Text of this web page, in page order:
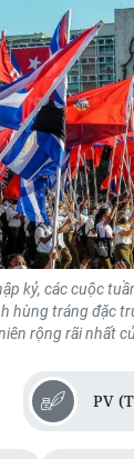
kỷ, các cuộc
hùng tráng đặc
rộng rãi nhất
PV